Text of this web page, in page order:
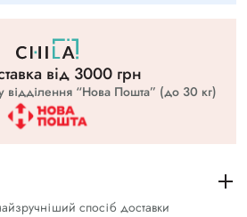
вiд 3000 грн
відділення “Нова Пошта” (до 30 кг)
спосіб доставки